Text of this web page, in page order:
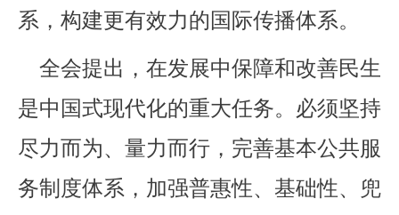
系，构建更有效力的国际传播体系。
全会提出，在发展中保障和改善民生
是中国式现代化的重大任务。必须坚持
尽力而为、量力而行，完善基本公共服
务制度体系，加强普惠性、基础性、兜